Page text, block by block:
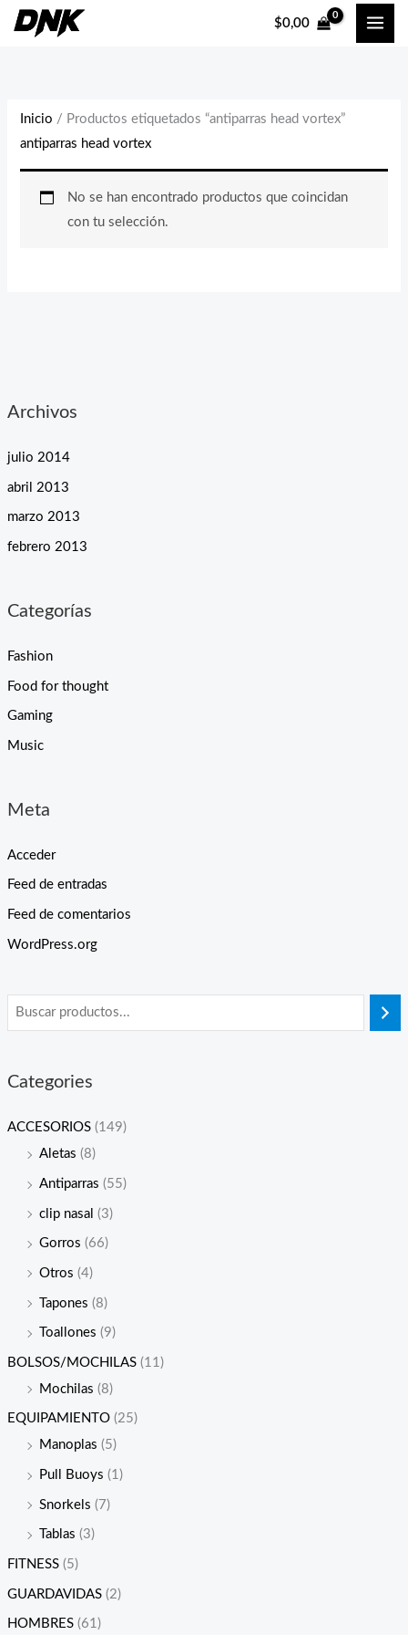
$0,00
Archivos
julio 2014
abril 2013
marzo 2013
febrero 2013
Categorías
Fashion
Food for thought
Gaming
Music
Meta
Acceder
Feed de entradas
Feed de comentarios
WordPress.org
Categories
ACCESORIOS (149)
Aletas (8)
Antiparras (55)
clip nasal (3)
Gorros (66)
Otros (4)
Tapones (8)
Toallones (9)
BOLSOS/MOCHILAS (11)
Mochilas (8)
EQUIPAMIENTO (25)
Manoplas (5)
Pull Buoys (1)
Snorkels (7)
Tablas (3)
FITNESS (5)
GUARDAVIDAS (2)
HOMBRES (61)
Inicio / Productos etiquetados “antiparras head vortex”
antiparras head vortex
No se han encontrado productos que coincidan
con tu selección.